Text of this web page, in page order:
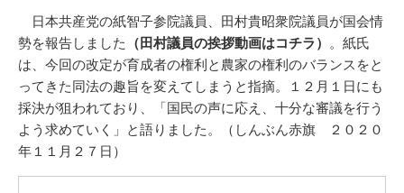
日本共産党の紙智子参院議員、田村貴昭衆院議員が国会情
勢を報告しました
（ 田村議員の挨拶動画はコチラ）
。紙氏
は、今回の改定が育成者の権利と農家の権利のバランスをと
ってきた同法の趣旨を変えてしまうと指摘。１２月１日にも
採決が狙われており、「国民の声に応え、十分な審議を行う
よう求めていく」と語りました。（しんぶん赤旗 ２０２０
年１１月２７日）